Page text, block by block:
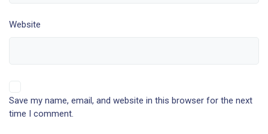
Website
Save my name, email, and website in this browser for the next
time I comment.